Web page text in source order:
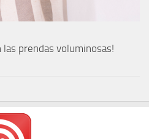
las prendas voluminosas!